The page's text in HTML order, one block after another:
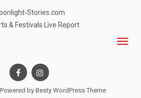
Stories.com
& Festivals Live Report
by Besty WordPress Theme